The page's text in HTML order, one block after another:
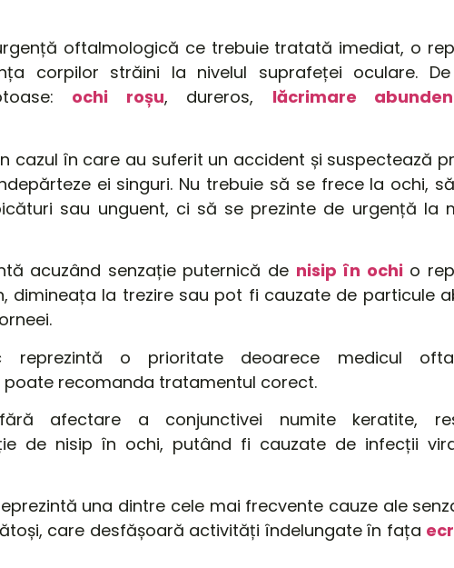
oftalmologică ce trebuie tratată imediat, o
corpilor străini la nivelul suprafeței oculare.
ochi roșu, dureros, lăcrimare
în care au suferit un accident și suspectează
ei singuri. Nu trebuie să se frece la ochi,
sau unguent, ci să se prezinte de urgență la
acuzând senzație puternică de nisip în ochio
dimineața la trezire sau pot fi cauzate de particule
o prioritate deoarece medicul
recomanda tratamentul corect.
afectare a conjunctivei numite keratite,
de nisip în ochi, putând fi cauzate de infecții
una dintre cele mai frecvente cauze ale
, care desfășoară activități îndelungate în fața